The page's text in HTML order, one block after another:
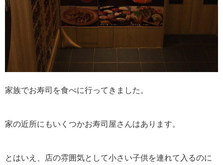
家族でお寿司を食べに行ってきました。
家の近所にもいくつかお寿司屋さんはあります。
とはいえ、店の雰囲気として小さい子供を連れて入るのに